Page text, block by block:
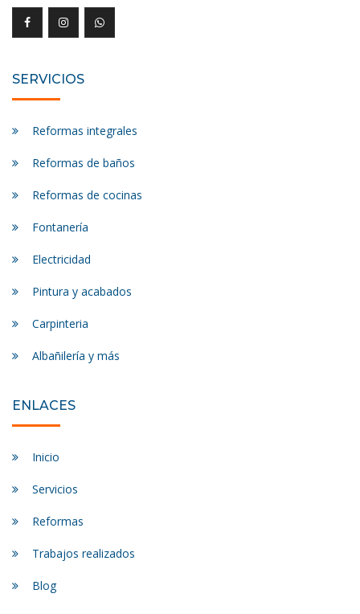
SERVICIOS
Reformas integrales
Reformas de baños
Reformas de cocinas
Fontanería
Electricidad
Pintura y acabados
Carpinteria
Albañilería y más
ENLACES
Inicio
Servicios
Reformas
Trabajos realizados
Blog